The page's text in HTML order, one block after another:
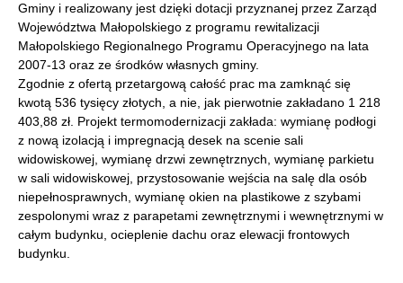
Gminy i realizowany jest dzięki dotacji przyznanej przez Zarząd
Województwa Małopolskiego z programu rewitalizacji
Małopolskiego Regionalnego Programu Operacyjnego na lata
2007-13 oraz ze środków własnych gminy.
Zgodnie z ofertą przetargową całość prac ma zamknąć się
kwotą 536 tysięcy złotych, a nie, jak pierwotnie zakładano 1 218
403,88 zł. Projekt termomodernizacji zakłada: wymianę podłogi
z nową izolacją i impregnacją desek na scenie sali
widowiskowej, wymianę drzwi zewnętrznych, wymianę parkietu
w sali widowiskowej, przystosowanie wejścia na salę dla osób
niepełnosprawnych, wymianę okien na plastikowe z szybami
zespolonymi wraz z parapetami zewnętrznymi i wewnętrznymi w
całym budynku, ocieplenie dachu oraz elewacji frontowych
budynku.